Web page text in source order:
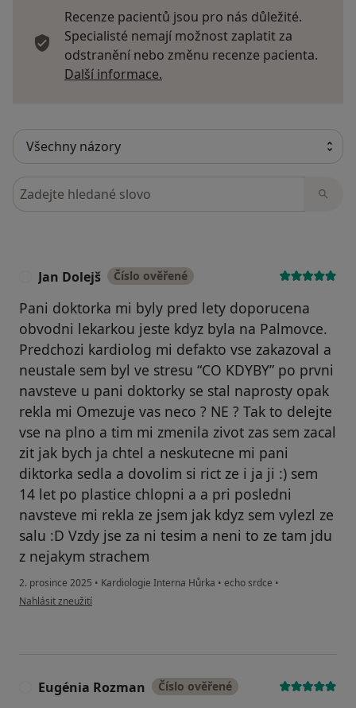
Recenze pacientů jsou pro nás důležité.
Specialisté nemají možnost zaplatit za
odstranění nebo změnu recenze pacienta.
Další informace.
Hledejte v názorech
Jan Dolejš Číslo ověřené
Pani doktorka mi byly pred lety doporucena
obvodni lekarkou jeste kdyz byla na Palmovce.
Predchozi kardiolog mi defakto vse zakazoval a
neustale sem byl ve stresu “CO KDYBY” po prvni
navsteve u pani doktorky se stal naprosty opak
rekla mi Omezuje vas neco ? NE ? Tak to delejte
vse na plno a tim mi zmenila zivot zas sem zacal
zit jak bych ja chtel a neskutecne mi pani
diktorka sedla a dovolim si rict ze i ja ji :) sem
14 let po plastice chlopni a a pri posledni
navsteve mi rekla ze jsem jak kdyz sem vylezl ze
salu :D Vzdy jse za ni tesim a neni to ze tam jdu
z nejakym strachem
2. prosince 2025 • Kardiologie Interna Hůrka • echo srdce •
podle názoru uživatele Jan Dolejš
Nahlásit zneužití
Eugénia Rozman Číslo ověřené